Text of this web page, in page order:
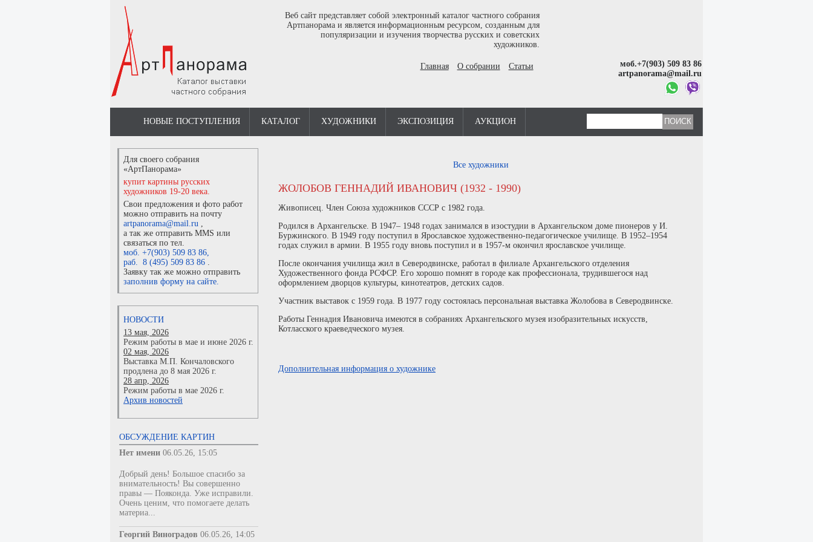
Веб сайт представляет собой электронный каталог частного собрания
Артпанорама и является информационным ресурсом, созданным для
популяризации и изучения творчества русских и советских
художников.
Главная О собрании Статьи
моб.+7(903) 509 83 86
artpanorama@mail.ru
НОВЫЕ ПОСТУПЛЕНИЯ КАТАЛОГ ХУДОЖНИКИ ЭКСПОЗИЦИЯ АУКЦИОН
Для своего собрания
«АртПанорама»
купит картины русских
художников 19-20 века.
Свои предложения и фото работ
можно отправить на почту
artpanorama@mail.ru ,
а так же отправить MMS или
связаться по тел.
моб. +7(903) 509 83 86,
раб. 8 (495) 509 83 86 .
Заявку так же можно отправить
заполнив форму на сайте.
НОВОСТИ
13 мая, 2026
Режим работы в мае и июне 2026 г.
02 мая, 2026
Выставка М.П. Кончаловского
продлена до 8 мая 2026 г.
28 апр, 2026
Режим работы в мае 2026 г.
Архив новостей
ОБСУЖДЕНИЕ КАРТИН
Нет имени 06.05.26, 15:05
Добрый день! Большое спасибо за
внимательность! Вы совершенно
правы — Пояконда. Уже исправили.
Очень ценим, что помогаете делать
материа...
Георгий Виноградов 06.05.26, 14:05
Все художники
ЖОЛОБОВ ГЕННАДИЙ ИВАНОВИЧ (1932 - 1990)
Живописец. Член Союза художников СССР с 1982 года.
Родился в Архангельске. В 1947– 1948 годах занимался в изостудии в Архангельском доме пионеров у И.
Буржинского. В 1949 году поступил в Ярославское художественно-педагогическое училище. В 1952–1954
годах служил в армии. В 1955 году вновь поступил и в 1957-м окончил ярославское училище.
После окончания училища жил в Северодвинске, работал в филиале Архангельского отделения
Художественного фонда РСФСР. Его хорошо помнят в городе как профессионала, трудившегося над
оформлением дворцов культуры, кинотеатров, детских садов.
Участник выставок с 1959 года. В 1977 году состоялась персональная выставка Жолобова в Северодвинске.
Работы Геннадия Ивановича имеются в собраниях Архангельского музея изобразительных искусств,
Котласского краеведческого музея.
Дополнительная информация о художнике